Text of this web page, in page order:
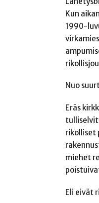
Kun
1990-
Nuo
Eräs
rikolliset
miehet
Eli eivät